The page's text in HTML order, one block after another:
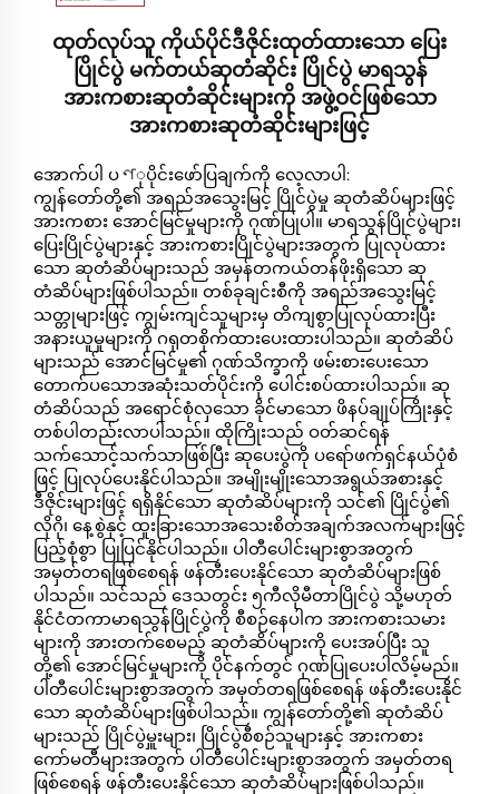
ထုတ်လုပ်သူ ကိုယ်ပိုင်ဒီဇိုင်းထုတ်ထားသော ပြေး
ပြိုင်ပွဲ မက်တယ်ဆုတံဆိုင်း ပြိုင်ပွဲ မာရသွန်
အားကစားဆုတံဆိုင်းများကို အဖွဲ့ဝင်ဖြစ်သော
အားကစားဆုတံဆိုင်းများဖြင့်
အောက်ပါ ပণုပိုင်းဖော်ပြချက်ကို လေ့လာပါ:
ကျွန်တော်တို့၏ အရည်အသွေးမြင့် ပြိုင်ပွဲမှု ဆုတံဆိပ်များဖြင့်
အားကစား အောင်မြင်မှုများကို ဂုဏ်ပြုပါ။ မာရသွန်ပြိုင်ပွဲများ၊
ပြေးပြိုင်ပွဲများနှင့် အားကစားပြိုင်ပွဲများအတွက် ပြုလုပ်ထား
သော ဆုတံဆိပ်များသည် အမှန်တကယ်တန်ဖိုးရှိသော ဆု
တံဆိပ်များဖြစ်ပါသည်။ တစ်ခုချင်းစီကို အရည်အသွေးမြင့်
သတ္တုများဖြင့် ကျွမ်းကျင်သူများမှ တိကျစွာပြုလုပ်ထားပြီး
အနားယူမှုများကို ဂရုတစိုက်ထားပေးထားပါသည်။ ဆုတံဆိပ်
များသည် အောင်မြင်မှု၏ ဂုဏ်သိက္ခာကို ဖမ်းစားပေးသော
တောက်ပသောအဆုံးသတ်ပိုင်းကို ပေါင်းစပ်ထားပါသည်။ ဆု
တံဆိပ်သည် အရောင်စုံလှသော ခိုင်မာသော ဖိနပ်ချုပ်ကြိုးနှင့်
တစ်ပါတည်းလာပါသည်။ ထိုကြိုးသည် ဝတ်ဆင်ရန်
သက်သောင့်သက်သာဖြစ်ပြီး ဆုပေးပွဲကို ပရော်ဖက်ရှင်နယ်ပုံစံ
ဖြင့် ပြုလုပ်ပေးနိုင်ပါသည်။ အမျိုးမျိုးသောအရွယ်အစားနှင့်
ဒီဇိုင်းများဖြင့် ရရှိနိုင်သော ဆုတံဆိပ်များကို သင်၏ ပြိုင်ပွဲ၏
လိုဂို၊ နေ့စွဲနှင့် ထူးခြားသောအသေးစိတ်အချက်အလက်များဖြင့်
ပြည့်စုံစွာ ပြုပြင်နိုင်ပါသည်။ ပါတီပေါင်းများစွာအတွက်
အမှတ်တရဖြစ်စေရန် ဖန်တီးပေးနိုင်သော ဆုတံဆိပ်များဖြစ်
ပါသည်။ သင်သည် ဒေသတွင်း ၅ကီလိုမီတာပြိုင်ပွဲ သို့မဟုတ်
နိုင်ငံတကာမာရသွန်ပြိုင်ပွဲကို စီစဉ်နေပါက အားကစားသမား
များကို အားတက်စေမည့် ဆုတံဆိပ်များကို ပေးအပ်ပြီး သူ
တို့၏ အောင်မြင်မှုများကို ပိုင်နက်တွင် ဂုဏ်ပြုပေးပါလိမ့်မည်။
ပါတီပေါင်းများစွာအတွက် အမှတ်တရဖြစ်စေရန် ဖန်တီးပေးနိုင်
သော ဆုတံဆိပ်များဖြစ်ပါသည်။ ကျွန်တော်တို့၏ ဆုတံဆိပ်
များသည် ပြိုင်ပွဲမှူးများ၊ ပြိုင်ပွဲစီစဉ်သူများနှင့် အားကစား
ကော်မတီများအတွက် ပါတီပေါင်းများစွာအတွက် အမှတ်တရ
ဖြစ်စေရန် ဖန်တီးပေးနိုင်သော ဆုတံဆိပ်များဖြစ်ပါသည်။